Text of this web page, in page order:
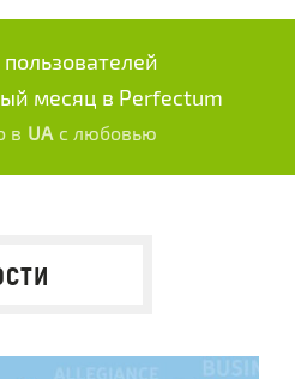
месяц в Perfectum
в UA с любовью